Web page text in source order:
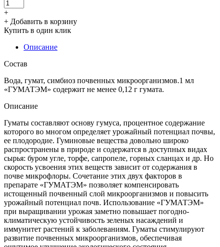
+
+ Добавить в корзину
Купить в один клик
Описание
Состав
Вода, гумат, симбиоз почвенных микроорганизмов.1 мл
«ГУМАТЭМ» содержит не менее 0,12 г гумата.
Описание
Гуматы составляют основу гумуса, процентное содержание
которого во многом определяет урожайный потенциал почвы,
ее плодородие. Гуминовые вещества довольно широко
распространены в природе и содержатся в доступных видах
сырья: буром угле, торфе, сапропеле, горных сланцах и др. Но
скорость усвоения этих веществ зависит от содержания в
почве микрофлоры. Сочетание этих двух факторов в
препарате «ГУМАТЭМ» позволяет компенсировать
истощенный почвенный слой микроорганизмов и повысить
урожайный потенциал почв. Использование «ГУМАТЭМ»
при выращивании урожая заметно повышает погодно-
климатическую устойчивость зеленых насаждений и
иммунитет растений к заболеваниям. Гуматы стимулируют
развитие почвенных микроорганизмов, обеспечивая